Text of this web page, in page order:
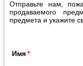
Отправьте нам,
продаваемого
предмета и укажите
Имя